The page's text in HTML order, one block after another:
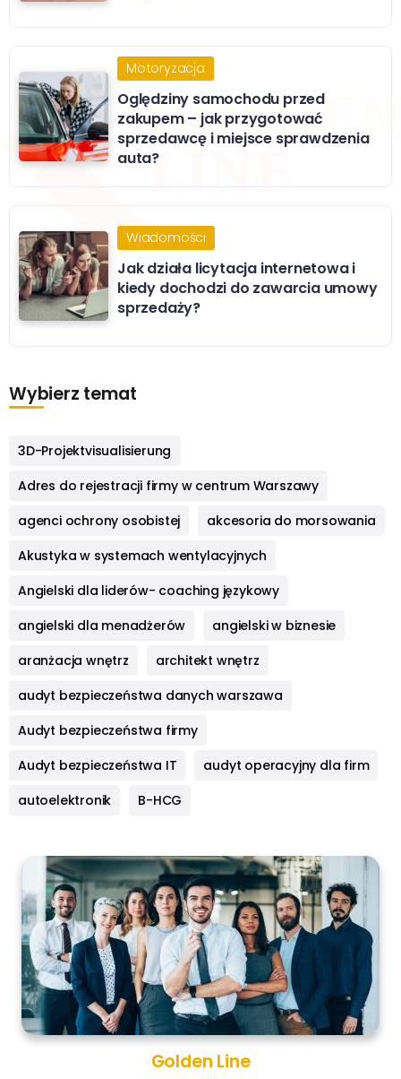
Motoryzacja
Oględziny samochodu przed
zakupem – jak przygotować
sprzedawcę i miejsce sprawdzenia
auta?
Wiadomości
Jak działa licytacja internetowa i
kiedy dochodzi do zawarcia umowy
sprzedaży?
Wybierz temat
3D-Projektvisualisierung
Adres do rejestracji firmy w centrum Warszawy
agenci ochrony osobistej
akcesoria do morsowania
Akustyka w systemach wentylacyjnych
Angielski dla liderów- coaching językowy
angielski dla menadżerów
angielski w biznesie
aranżacja wnętrz
architekt wnętrz
audyt bezpieczeństwa danych warszawa
Audyt bezpieczeństwa firmy
Audyt bezpieczeństwa IT
audyt operacyjny dla firm
autoelektronik
B-HCG
Golden Line